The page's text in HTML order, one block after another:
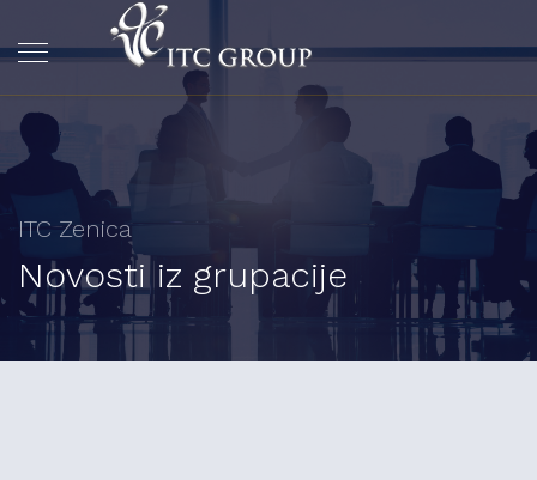
ITC Zenica
Novosti iz grupacije